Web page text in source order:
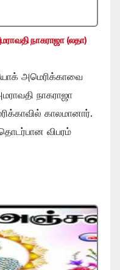
நாகராஜா (லதா)
அமெரிக்காவை
நாகராஜா
காலமானார்.
விபரம்